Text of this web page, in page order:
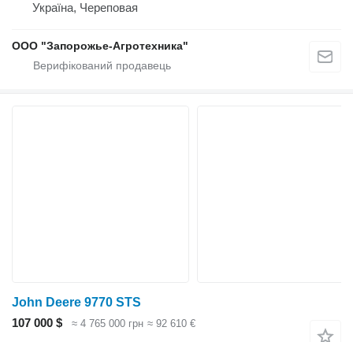
Україна, Череповая
ООО "Запорожье-Агротехника"
John Deere 9770 STS
107 000 $
≈ 4 765 000 грн ≈ 92 610 €